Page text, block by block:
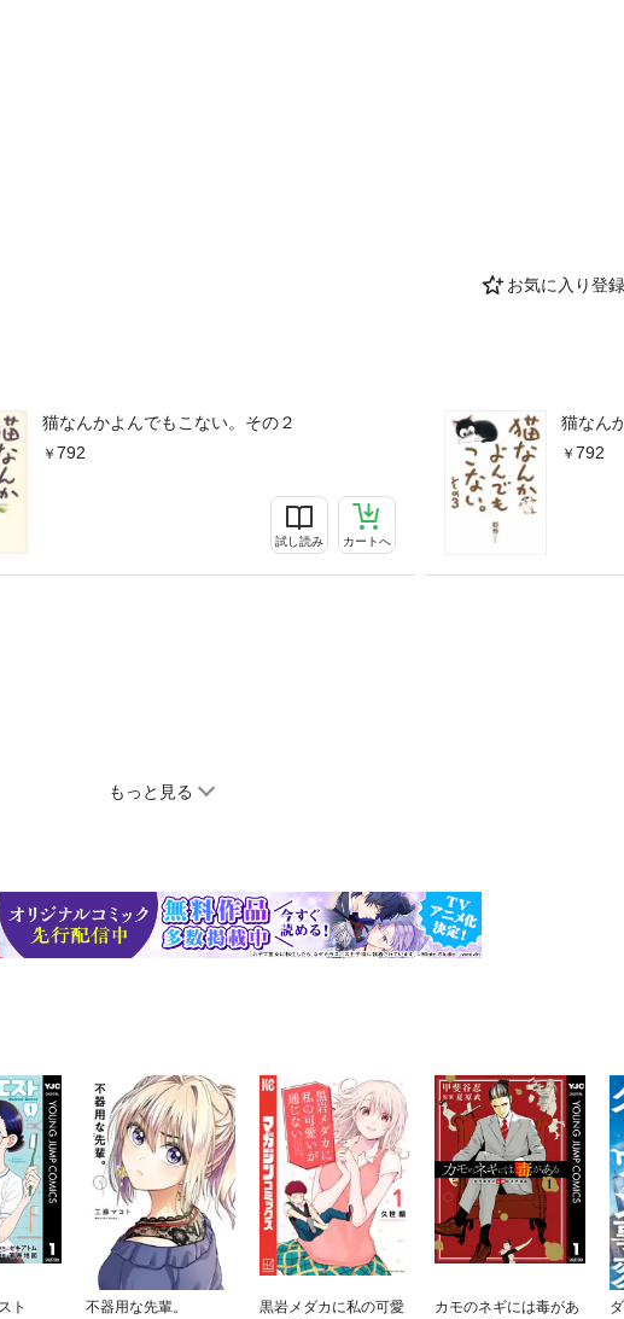
お気に入り登録
猫なんかよんでもこない。その２
792
試し読み カートへ
猫なん
792
もっと見る
ト 不器用な先輩。
黒岩メダカに私の可愛
カモのネギには毒があ